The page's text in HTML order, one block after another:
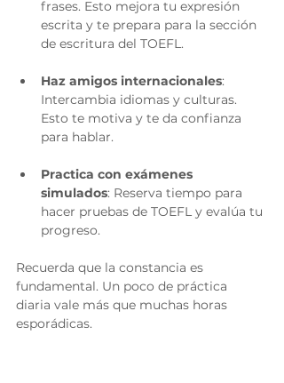
frases. Esto mejora tu expresión
escrita y te prepara para la sección
de escritura del TOEFL.
Haz amigos internacionales:
Intercambia idiomas y culturas.
Esto te motiva y te da confianza
para hablar.
Practica con exámenes
simulados: Reserva tiempo para
hacer pruebas de TOEFL y evalúa tu
progreso.
Recuerda que la constancia es
fundamental. Un poco de práctica
diaria vale más que muchas horas
esporádicas.